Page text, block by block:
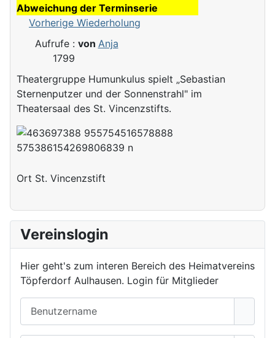
Abweichung der Terminserie
Vorherige Wiederholung
Aufrufe:
1799
von Anja
Theatergruppe Humunkulus spielt „Sebastian
Sternenputzer und der Sonnenstrahl" im
Theatersaal des St. Vincenzstifts.
Ort St. Vincenzstift
Vereinslogin
Hier geht's zum interen Bereich des Heimatvereins
Töpferdorf Aulhausen. Login für Mitglieder